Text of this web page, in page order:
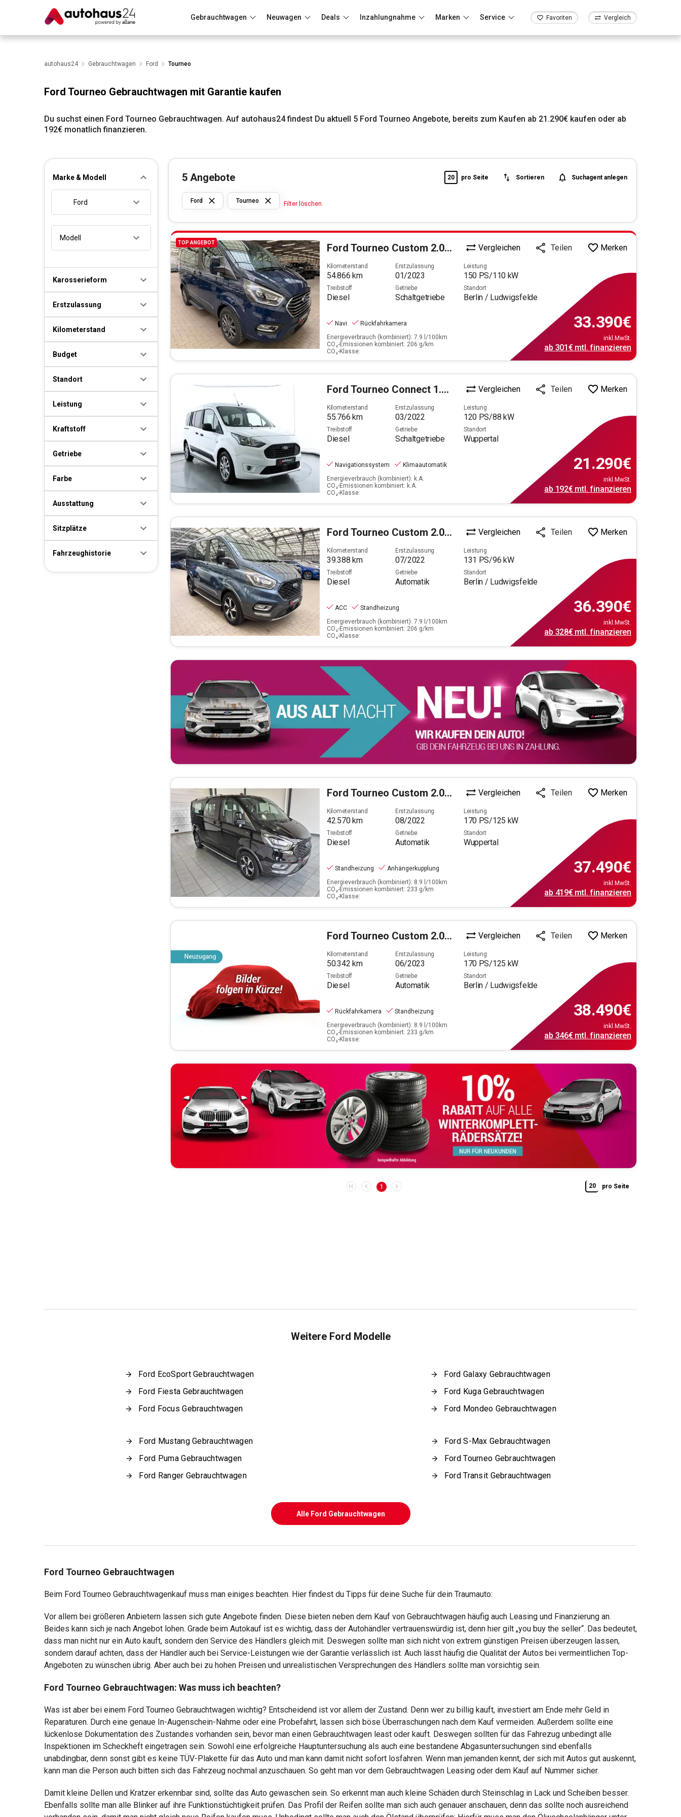
Gebrauchtwagen Neuwagen Deals Inzahlungnahme Marken Service Favoriten Vergleich
Wir bewerten dein AutoRund um die Inzahlungnahme
autohaus24 Gebrauchtwagen Ford Tourneo
Ford Tourneo Gebrauchtwagen mit Garantie kaufen
Du suchst einen Ford Tourneo Gebrauchtwagen. Auf autohaus24 findest Du aktuell 5 Ford Tourneo Angebote, bereits zum Kaufen ab 21.290€ kaufen oder ab
192€ monatlich finanzieren.
Marke & Modell
Ford
Modell
Karosserieform
Erstzulassung
Kilometerstand
Budget
Standort
Leistung
Kraftstoff
Getriebe
Farbe
Ausstattung
Sitzplätze
Fahrzeughistorie
5 Angebote
Filter löschen
20 pro Seite Sortieren Suchagent anlegen
Ford Tourneo Filter löschen
TOP ANGEBOT Ford Tourneo Custom 2.0 TDCi 320 L1 Titanium X (EURO 6d Vergleichen Teilen Merken
Kilometerstand
54.866 km
Erstzulassung
01/2023
Leistung
150 PS/110 kW
Treibstoff
Diesel
Getriebe
Schaltgetriebe
Standort
Berlin / Ludwigsfelde
Navi
Rückfahrkamera
Energieverbrauch (kombiniert): 7.9 l/100km
CO₂-Emissionen kombiniert: 206 g/km
CO₂-Klasse:
33.390€
inkl.MwSt.
ab 301€mtl. finanzieren
Ford Tourneo Connect 1.5 TDCi/EcoBlue Grand Trend S/S ( Vergleichen Teilen Merken
Kilometerstand
55.766 km
Erstzulassung
03/2022
Leistung
120 PS/88 kW
Treibstoff
Diesel
Getriebe
Schaltgetriebe
Standort
Wuppertal
Navigationssystem
Klimaautomatik
Energieverbrauch (kombiniert): k.A.
CO₂-Emissionen kombiniert: k.A.
CO₂-Klasse:
21.290€
inkl.MwSt.
ab 192€mtl. finanzieren
Ford Tourneo Custom 2.0 TDCi 320 L1 Active (EURO 6d) Vergleichen Teilen Merken
Kilometerstand
39.388 km
Erstzulassung
07/2022
Leistung
131 PS/96 kW
Treibstoff
Diesel
Getriebe
Automatik
Standort
Berlin / Ludwigsfelde
ACC
Standheizung
Energieverbrauch (kombiniert): 7.9 l/100km
CO₂-Emissionen kombiniert: 206 g/km
CO₂-Klasse:
36.390€
inkl.MwSt.
ab 328€mtl. finanzieren
Ford Tourneo Custom 2.0 TDCi 320 L1 Active (EURO 6d) Vergleichen Teilen Merken
Kilometerstand
42.570km
Erstzulassung
08/2022
Leistung
170 PS/125 kW
Treibstoff
Diesel
Getriebe
Automatik
Standort
Wuppertal
Standheizung
Anhängerkupplung
Energieverbrauch (kombiniert): 8.9 l/100km
CO₂-Emissionen kombiniert: 233 g/km
CO₂-Klasse:
37.490€
inkl.MwSt.
ab 419€mtl. finanzieren
Ford Tourneo Custom 2.0 TDCi 320 L1 Titanium X (EURO 6d Vergleichen Teilen Merken
Kilometerstand
50.342 km
Erstzulassung
06/2023
Leistung
170 PS/125 kW
Treibstoff
Diesel
Getriebe
Automatik
Standort
Berlin / Ludwigsfelde
Rückfahrkamera
Standheizung
Energieverbrauch (kombiniert): 8.9 l/100km
CO₂-Emissionen kombiniert: 233 g/km
CO₂-Klasse:
38.490€
inkl.MwSt.
ab 346€mtl. finanzieren
1 20 pro Seite
Weitere Ford Modelle
Ford EcoSport Gebrauchtwagen
Ford Fiesta Gebrauchtwagen
Ford Focus Gebrauchtwagen
Ford Galaxy Gebrauchtwagen
Ford Kuga Gebrauchtwagen
Ford Mondeo Gebrauchtwagen
Ford Mustang Gebrauchtwagen
Ford Puma Gebrauchtwagen
Ford Ranger Gebrauchtwagen
Ford S-Max Gebrauchtwagen
Ford Tourneo Gebrauchtwagen
Ford Transit Gebrauchtwagen
Alle Ford Gebrauchtwagen
Ford Tourneo Gebrauchtwagen
Beim Ford Tourneo Gebrauchtwagenkauf muss man einiges beachten. Hier findest du Tipps für deine Suche für dein Traumauto:
Vor allem bei größeren Anbietern lassen sich gute Angebote finden. Diese bieten neben dem Kauf von Gebrauchtwagen häufig auch Leasing und Finanzierung an.
Beides kann sich je nach Angebot lohen. Grade beim Autokauf ist es wichtig, dass der Autohändler vertrauenswürdig ist, denn hier gilt „you buy the seller“. Das bedeutet,
dass man nicht nur ein Auto kauft, sondern den Service des Händlers gleich mit. Deswegen sollte man sich nicht von extrem günstigen Preisen überzeugen lassen,
sondern darauf achten, dass der Händler auch bei Service-Leistungen wie der Garantie verlässlich ist. Auch lässt häufig die Qualität der Autos bei vermeintlichen Top-
Angeboten zu wünschen übrig. Aber auch bei zu hohen Preisen und unrealistischen Versprechungen des Händlers sollte man vorsichtig sein.
Ford Tourneo Gebrauchtwagen: Was muss ich beachten?
Was ist aber bei einem Ford Tourneo Gebrauchtwagen wichtig? Entscheidend ist vor allem der Zustand. Denn wer zu billig kauft, investiert am Ende mehr Geld in
Reparaturen. Durch eine genaue In-Augenschein-Nahme oder eine Probefahrt, lassen sich böse Überraschungen nach dem Kauf vermeiden. Außerdem sollte eine
lückenlose Dokumentation des Zustandes vorhanden sein, bevor man einen Gebrauchtwagen least oder kauft. Deswegen sollten für das Fahrezug unbedingt alle
Inspektionen im Scheckheft eingetragen sein. Sowohl eine erfolgreiche Hauptuntersuchung als auch eine bestandene Abgasuntersuchungen sind ebenfalls
unabdingbar, denn sonst gibt es keine TÜV-Plakette für das Auto und man kann damit nicht sofort losfahren. Wenn man jemanden kennt, der sich mit Autos gut auskennt,
kann man die Person auch bitten sich das Fahrzeug nochmal anzuschauen. So geht man vor dem Gebrauchtwagen Leasing oder dem Kauf auf Nummer sicher.
Damit kleine Dellen und Kratzer erkennbar sind, sollte das Auto gewaschen sein. So erkennt man auch kleine Schäden durch Steinschlag in Lack und Scheiben besser.
Ebenfalls sollte man alle Blinker auf ihre Funktionstüchtigkeit prüfen. Das Profil der Reifen sollte man sich auch genauer anschauen, denn das sollte noch ausreichend